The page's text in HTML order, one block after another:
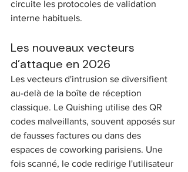
circuite les protocoles de validation
interne habituels.
Les nouveaux vecteurs
d’attaque en 2026
Les vecteurs d'intrusion se diversifient
au-delà de la boîte de réception
classique. Le Quishing utilise des QR
codes malveillants, souvent apposés sur
de fausses factures ou dans des
espaces de coworking parisiens. Une
fois scanné, le code redirige l'utilisateur